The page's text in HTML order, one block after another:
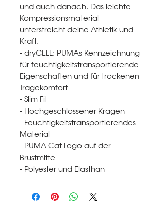
und auch danach. Das leichte
Kompressionsmaterial
unterstreicht deine Athletik und
Kraft.
- dryCELL: PUMAs Kennzeichnung
für feuchtigkeitstransportierende
Eigenschaften und für trockenen
Tragekomfort
- Slim Fit
- Hochgeschlossener Kragen
- Feuchtigkeitstransportierendes
Material
- PUMA Cat Logo auf der
Brustmitte
- Polyester und Elasthan